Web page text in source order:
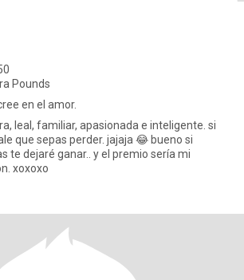
Pounds
en el amor.
leal, familiar, apasionada e inteligente. si
que sepas perder. jajaja 😂 bueno si
te dejaré ganar.. y el premio sería mi
xoxoxo